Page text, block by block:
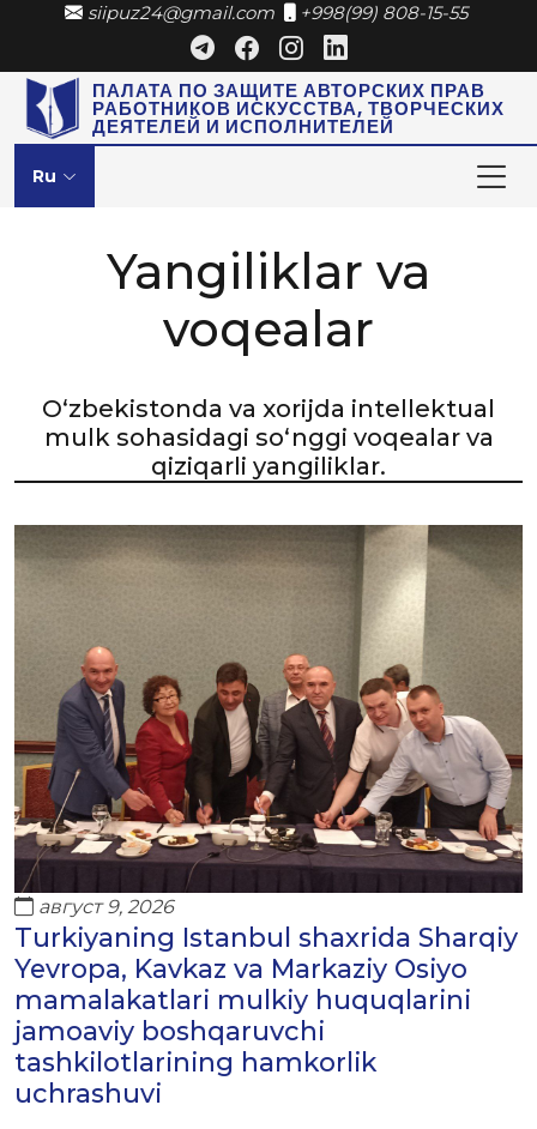
siipuz24@gmail.com +998(99) 808-15-55
ПАЛАТА ПО ЗАЩИТЕ АВТОРСКИХ ПРАВ
РАБОТНИКОВ ИСКУССТВА, ТВОРЧЕСКИХ
ДЕЯТЕЛЕЙ И ИСПОЛНИТЕЛЕЙ
Ru
Yangiliklar va
voqealar
O‘zbekistonda va xorijda intellektual
mulk sohasidagi so‘nggi voqealar va
qiziqarli yangiliklar.
август 9, 2026
Turkiyaning Istanbul shaxrida Sharqiy
Yevropa, Kavkaz va Markaziy Osiyo
mamalakatlari mulkiy huquqlarini
jamoaviy boshqaruvchi
tashkilotlarining hamkorlik
uchrashuvi